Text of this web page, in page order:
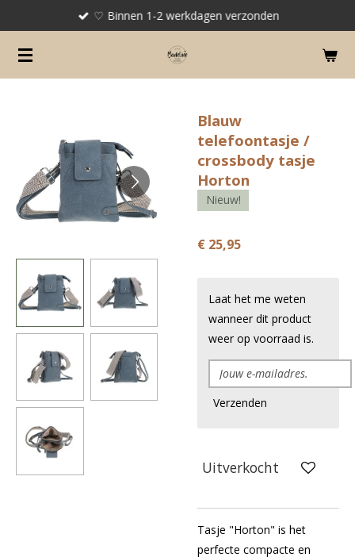
naar
de
♡ Binnen 1-2 werkdagen verzonden
Blauw
telefoontasje /
crossbody tasje
Horton
Nieuw!
€ 25,95
Laat het me weten
wanneer dit product
weer op voorraad is.
Verzenden
Uitverkocht
Tasje "Horton" is het
perfecte compacte en